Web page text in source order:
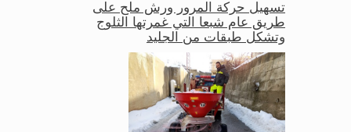
تسهيل حركة المرور ورش ملح على
طريق عام شبعا التي غمرتها الثلوج
وتشكل طبقات من الجليد